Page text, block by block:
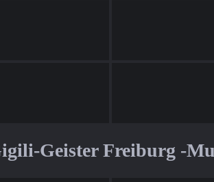
Geister Freiburg -